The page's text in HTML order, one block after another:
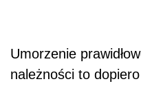
Umorzenie
należności to